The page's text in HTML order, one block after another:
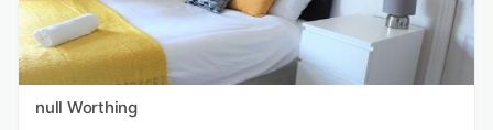
null Worthing